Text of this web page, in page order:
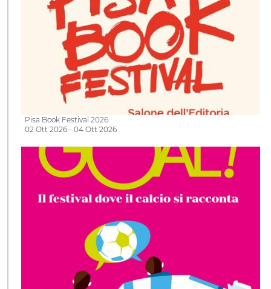
Pisa Book Festival 2026
02 Ott 2026 - 04 Ott 2026